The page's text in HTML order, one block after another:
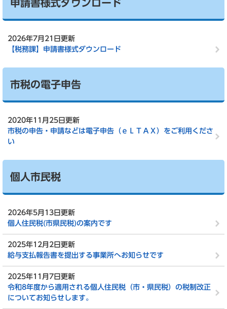
申請書様式ダウンロード
2026年7月21日更新
【税務課】申請書様式ダウンロード
市税の電子申告
2020年11月25日更新
市税の申告・申請などは電子申告（ｅＬＴＡＸ）をご利用くださ
い
個人市民税
2026年5月13日更新
個人住民税(市県民税)の案内です
2025年12月2日更新
給与支払報告書を提出する事業所へお知らせです
2025年11月7日更新
令和8年度から適用される個人住民税（市・県民税）の税制改正
についてお知らせします。